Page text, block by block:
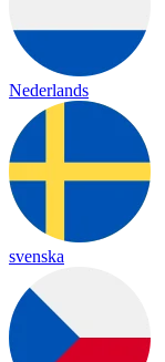
Nederlands
svenska